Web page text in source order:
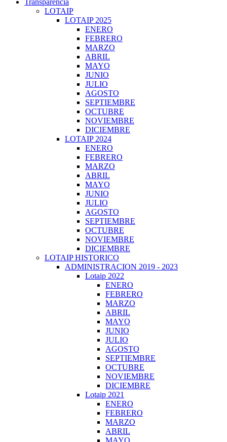
Transparencia
LOTAIP
LOTAIP 2025
ENERO
FEBRERO
MARZO
ABRIL
MAYO
JUNIO
JULIO
AGOSTO
SEPTIEMBRE
OCTUBRE
NOVIEMBRE
DICIEMBRE
LOTAIP 2024
ENERO
FEBRERO
MARZO
ABRIL
MAYO
JUNIO
JULIO
AGOSTO
SEPTIEMBRE
OCTUBRE
NOVIEMBRE
DICIEMBRE
LOTAIP HISTORICO
ADMINISTRACION 2019 - 2023
Lotaip 2022
ENERO
FEBRERO
MARZO
ABRIL
MAYO
JUNIO
JULIO
AGOSTO
SEPTIEMBRE
OCTUBRE
NOVIEMBRE
DICIEMBRE
Lotaip 2021
ENERO
FEBRERO
MARZO
ABRIL
MAYO